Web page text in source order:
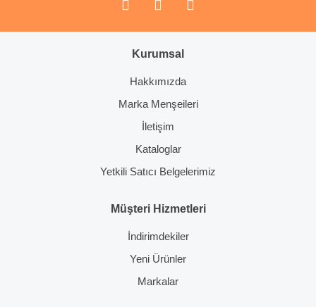
Gönder
Kurumsal
Hakkımızda
Marka Menşeileri
İletişim
Kataloglar
Yetkili Satıcı Belgelerimiz
Müşteri Hizmetleri
İndirimdekiler
Yeni Ürünler
Markalar